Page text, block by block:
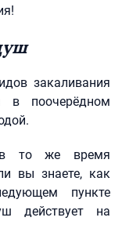
закаливания
в поочерёдном
в то же время
вы знаете, как
пункте
действует на